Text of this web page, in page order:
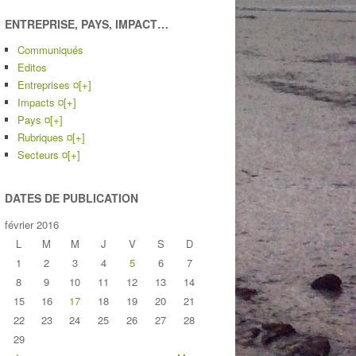
ENTREPRISE, PAYS, IMPACT…
Communiqués
Editos
Entreprises ¤[+]
Impacts ¤[+]
Pays ¤[+]
Rubriques ¤[+]
Secteurs ¤[+]
DATES DE PUBLICATION
février 2016
L
M M J V S
D
1
2 3 4 5 6
7
8
9 10 11 12 13
14
15
16 17 18 19 20
21
22
23 24 25 26 27
28
29